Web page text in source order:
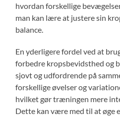
hvordan forskellige
man kan lære at justere sin
balance.
En yderligere fordel ved at
forbedre kropsbevidsthed og
sjovt og udfordrende på
forskellige øvelser og
hvilket gør træningen mere
Dette kan være med til at øge